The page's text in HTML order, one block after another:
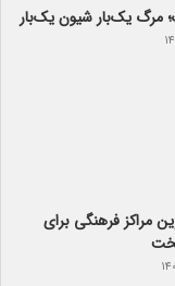
مرگ یک‌بار شیون یک‌بار